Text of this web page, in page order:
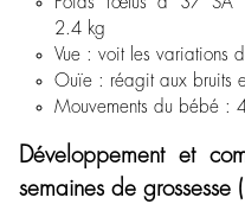
2.4 kg
Vue : voit les variations
Ouïe : réagit aux bruits
Mouvements du bébé :
Développement et
semaines de grossesse